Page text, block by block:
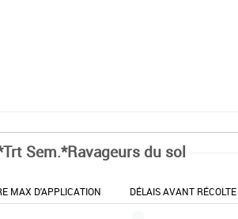
Sem.*Ravageurs du sol
MAX D'APPLICATION DÉLAIS AVANT RÉCOLTE